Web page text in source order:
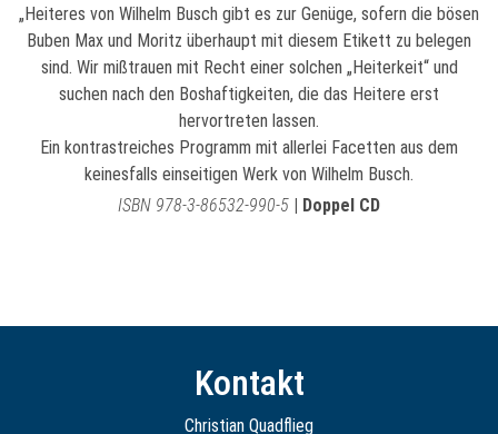
„Heiteres von Wilhelm Busch gibt es zur Genüge, sofern die bösen
Buben Max und Moritz überhaupt mit diesem Etikett zu belegen
sind. Wir mißtrauen mit Recht einer solchen „Heiterkeit“ und
suchen nach den Boshaftigkeiten, die das Heitere erst
hervortreten lassen.
Ein kontrastreiches Programm mit allerlei Facetten aus dem
keinesfalls einseitigen Werk von Wilhelm Busch.
ISBN 978-3-86532-990-5 | Doppel CD
Kontakt
Christian Quadflieg